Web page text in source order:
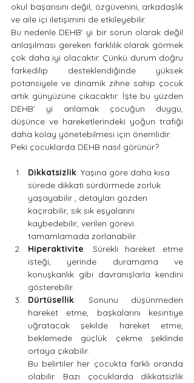
okul başarısını değil, özgüvenini, arkadaşlık
ve aile içi iletişimini de etkileyebilir.
Bu nedenle DEHB’ yi bir sorun olarak değil
anlaşılması gereken farklılık olarak görmek
çok daha iyi olacaktır. Çünkü durum doğru
farkedilip desteklendiğinde yüksek
potansiyele ve dinamik zihne sahip çocuk
artık günyüzüne çıkacaktır. İşte bu yüzden
DEHB’ yi anlamak çocuğun duygu,
düşünce ve hareketlerindeki yoğun trafiği
daha kolay yönetebilmesi için önemlidir.
Peki çocuklarda DEHB nasıl görünür?
Dikkatsizlik: Yaşına göre daha kısa
sürede dikkati sürdürmede zorluk
yaşayabilir , detayları gözden
kaçırabilir, sık sık eşyalarını
kaybedebilir, verilen görevi
tamamlamada zorlanabilir.
Hiperaktivite: Sürekli hareket etme
isteği, yerinde duramama ve
konuşkanlık gibi davranışlarla kendini
gösterebilir.
Dürtüsellik: Sonunu düşünmeden
hareket etme, başkalarını kesintiye
uğratacak şekilde hareket etme,
beklemede güçlük çekme şeklinde
ortaya çıkabilir.
Bu belirtiler her çocukta farklı oranda
olabilir. Bazı çocuklarda dikkatsizlik